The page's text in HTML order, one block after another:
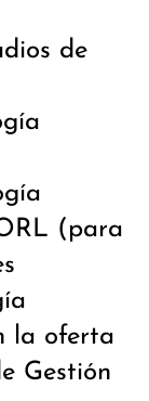
de
(para
la oferta
Gestión